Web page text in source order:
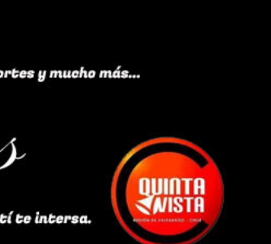
Pateando Piedras